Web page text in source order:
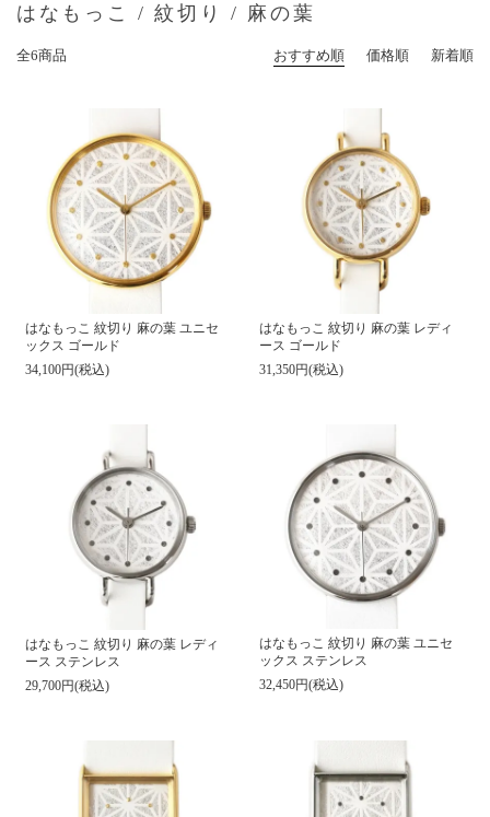
はなもっこ / 紋切り / 麻の葉
全6商品 おすすめ順 価格順 新着順
はなもっこ 紋切り 麻の葉 ユニセ
ックス ゴールド
34,100円(税込)
はなもっこ 紋切り 麻の葉 レディ
ース ゴールド
31,350円(税込)
はなもっこ 紋切り 麻の葉 レディ
ース ステンレス
29,700円(税込)
はなもっこ 紋切り 麻の葉 ユニセ
ックス ステンレス
32,450円(税込)